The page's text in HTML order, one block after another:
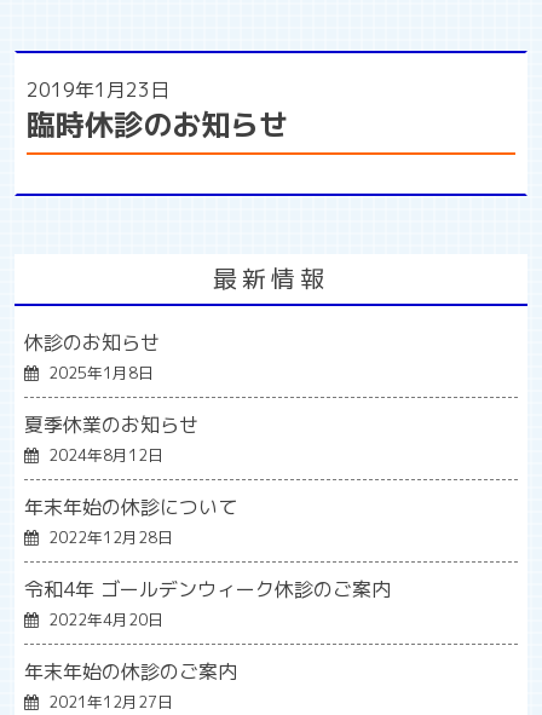
2019年1月23日
臨時休診のお知らせ
最新情報
休診のお知らせ
2025年1月8日
夏季休業のお知らせ
2024年8月12日
年末年始の休診について
2022年12月28日
令和4年 ゴールデンウィーク休診のご案内
2022年4月20日
年末年始の休診のご案内
2021年12月27日